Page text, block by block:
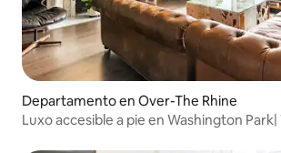
Departamento en Over-The Rhine
Luxo accesible a pie en Washington Park|